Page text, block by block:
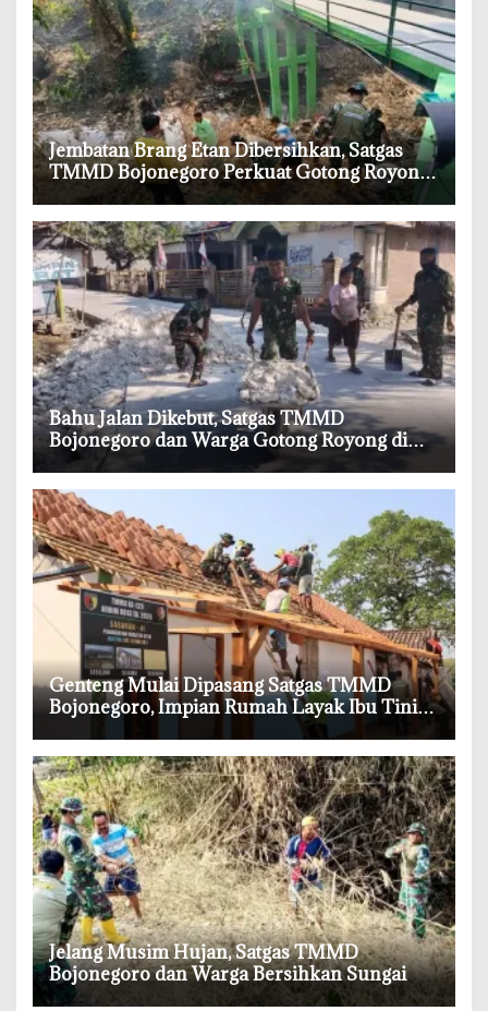
‎Jembatan Brang Etan Dibersihkan, Satgas
TMMD Bojonegoro Perkuat Gotong Royong
Warga
‎Bahu Jalan Dikebut, Satgas TMMD
Bojonegoro dan Warga Gotong Royong di
Tengah Terik
‎Genteng Mulai Dipasang Satgas TMMD
Bojonegoro, Impian Rumah Layak Ibu Tini
‎Jelang Musim Hujan, Satgas TMMD
Bojonegoro dan Warga Bersihkan Sungai